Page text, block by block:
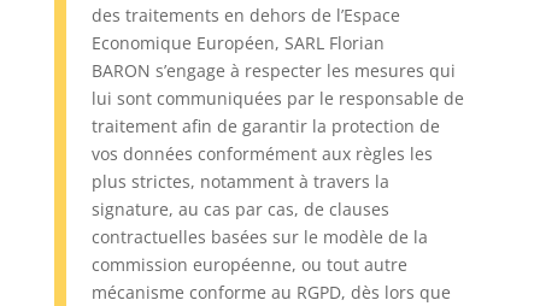
des traitements en dehors de l’Espace
Economique Européen, SARL Florian
BARON s’engage à respecter les mesures qui
lui sont communiquées par le responsable de
traitement afin de garantir la protection de
vos données conformément aux règles les
plus strictes, notamment à travers la
signature, au cas par cas, de clauses
contractuelles basées sur le modèle de la
commission européenne, ou tout autre
mécanisme conforme au RGPD, dès lors que